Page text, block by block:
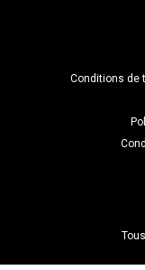
Conditions de